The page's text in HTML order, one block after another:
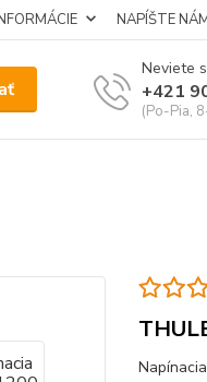
NAPÍŠTE
Neviete
+421
(Po-Pia,